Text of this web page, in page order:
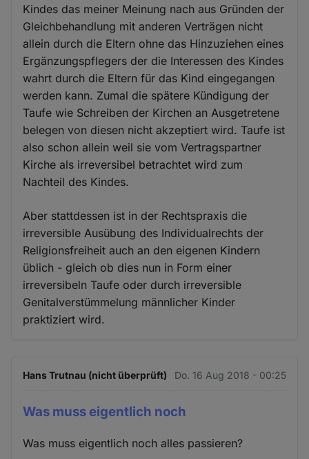
Kindes das meiner Meinung nach aus Gründen der
Gleichbehandlung mit anderen Verträgen nicht
allein durch die Eltern ohne das Hinzuziehen eines
Ergänzungspflegers der die Interessen des Kindes
wahrt durch die Eltern für das Kind eingegangen
werden kann. Zumal die spätere Kündigung der
Taufe wie Schreiben der Kirchen an Ausgetretene
belegen von diesen nicht akzeptiert wird. Taufe ist
also schon allein weil sie vom Vertragspartner
Kirche als irreversibel betrachtet wird zum
Nachteil des Kindes.
Aber stattdessen ist in der Rechtspraxis die
irreversible Ausübung des Individualrechts der
Religionsfreiheit auch an den eigenen Kindern
üblich - gleich ob dies nun in Form einer
irreversibeln Taufe oder durch irreversible
Genitalverstümmelung männlicher Kinder
praktiziert wird.
Hans Trutnau (nicht überprüft) Do. 16 Aug 2018 - 00:25
Was muss eigentlich noch
Was muss eigentlich noch alles passieren?